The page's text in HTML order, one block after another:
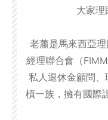
大家理
老蕭是馬來西亞
經理聯合會（
私人退休金顧問
槓一族，擁有國際